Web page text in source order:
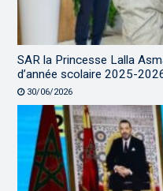
SAR la Princesse Lalla
d’année scolaire 2025-
30/06/2026